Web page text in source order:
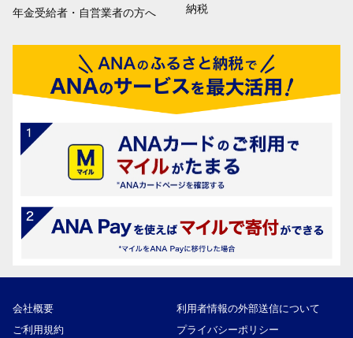
年金受給者・自営業者の方へ
納税
会社概要
利用者情報の外部送信について
ご利用規約
プライバシーポリシー